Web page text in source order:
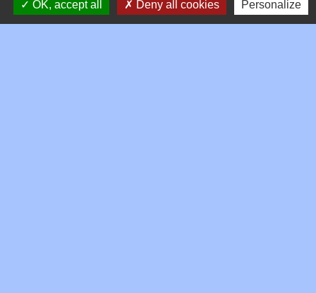
OK, accept all
Deny all cookies Personalize